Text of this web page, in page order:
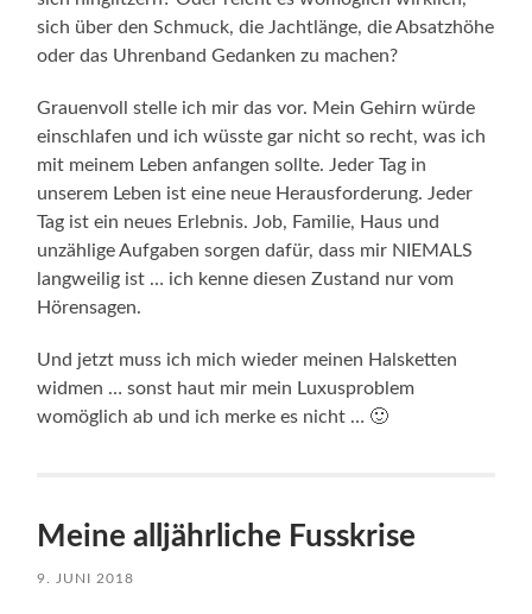
sich über den Schmuck, die Jachtlänge, die Absatzhöhe
oder das Uhrenband Gedanken zu machen?
Grauenvoll stelle ich mir das vor. Mein Gehirn würde
einschlafen und ich wüsste gar nicht so recht, was ich
mit meinem Leben anfangen sollte. Jeder Tag in
unserem Leben ist eine neue Herausforderung. Jeder
Tag ist ein neues Erlebnis. Job, Familie, Haus und
unzählige Aufgaben sorgen dafür, dass mir NIEMALS
langweilig ist … ich kenne diesen Zustand nur vom
Hörensagen.
Und jetzt muss ich mich wieder meinen Halsketten
widmen … sonst haut mir mein Luxusproblem
womöglich ab und ich merke es nicht … 🙂
Meine alljährliche Fusskrise
9. JUNI 2018